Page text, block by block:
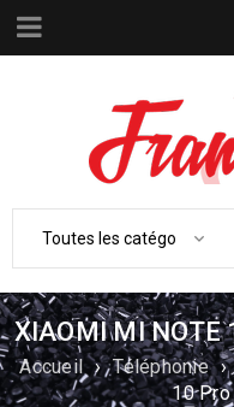
XIAOMI MI NOTE
Accueil › Téléphonie ›
10